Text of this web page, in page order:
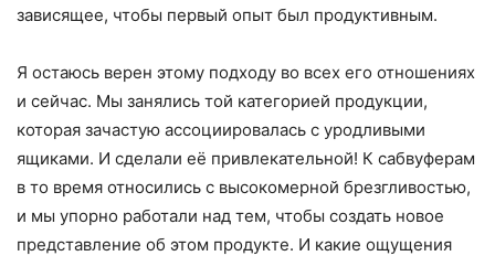
зависящее, чтобы первый опыт был продуктивным.
Я остаюсь верен этому подходу во всех его отношениях
и сейчас. Мы занялись той категорией продукции,
которая зачастую ассоциировалась с уродливыми
ящиками. И сделали её привлекательной! К сабвуферам
в то время относились с высокомерной брезгливостью,
и мы упорно работали над тем, чтобы создать новое
представление об этом продукте. И какие ощущения